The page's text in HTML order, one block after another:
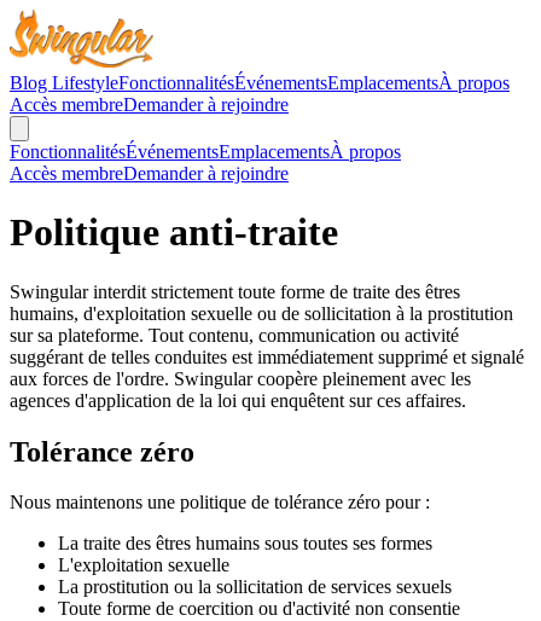
Blog LifestyleFonctionnalitésÉvénementsEmplacementsÀ propos
Accès membreDemander à rejoindre
FonctionnalitésÉvénementsEmplacementsÀ propos
Accès membreDemander à rejoindre
Politique anti-traite
Swingular interdit strictement toute forme de traite des êtres
humains, d'exploitation sexuelle ou de sollicitation à la prostitution
sur sa plateforme. Tout contenu, communication ou activité
suggérant de telles conduites est immédiatement supprimé et signalé
aux forces de l'ordre. Swingular coopère pleinement avec les
agences d'application de la loi qui enquêtent sur ces affaires.
Tolérance zéro
Nous maintenons une politique de tolérance zéro pour :
La traite des êtres humains sous toutes ses formes
L'exploitation sexuelle
La prostitution ou la sollicitation de services sexuels
Toute forme de coercition ou d'activité non consentie